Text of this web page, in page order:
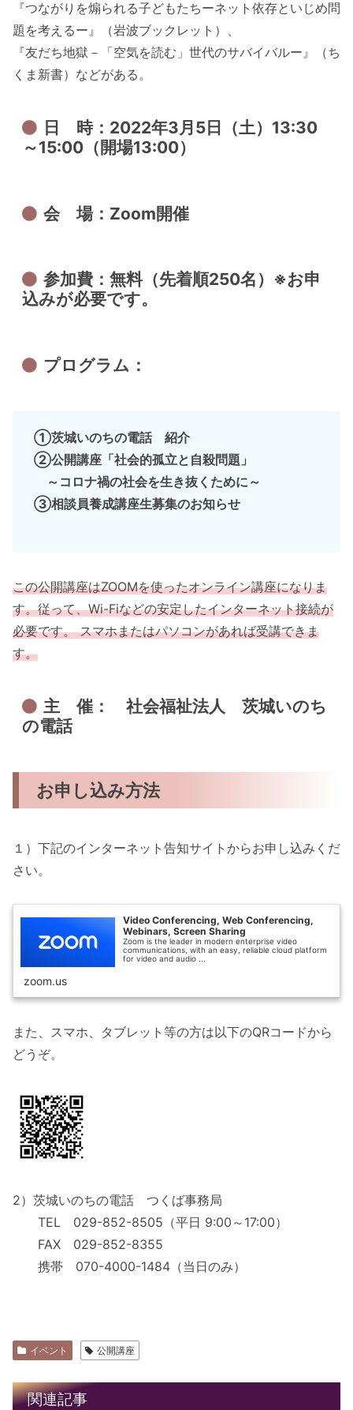
『つながりを煽られる子どもたちーネット依存といじめ問
題を考えるー』（岩波ブックレット）、
『友だち地獄－「空気を読む」世代のサバイバルー』（ち
くま新書）などがある。
日 時：2022年3月5日（土）13:30
～15:00（開場13:00）
会 場：Zoom開催
参加費：無料（先着順250名）※お申
込みが必要です。
プログラム：
①茨城いのちの電話 紹介
②公開講座「社会的孤立と自殺問題」
～コロナ禍の社会を生き抜くために～
③相談員養成講座生募集のお知らせ
この公開講座はZOOMを使ったオンライン講座になりま
す。従って、Wi-Fiなどの安定したインターネット接続が
必要です。 スマホまたはパソコンがあれば受講できま
す。
主 催： 社会福祉法人 茨城いのち
の電話
お申し込み方法
１）下記のインターネット告知サイトからお申し込みくだ
さい。
Video Conferencing, Web Conferencing,
Webinars, Screen Sharing
Zoom is the leader in modern enterprise video
communications, with an easy, reliable cloud platform
for video and audio ...
zoom.us
また、スマホ、タブレット等の方は以下のQRコードから
どうぞ。
2）茨城いのちの電話 つくば事務局
TEL 029-852-8505（平日 9:00～17:00）
FAX 029-852-8355
携帯 070-4000-1484（当日のみ）
イベント 公開講座
関連記事